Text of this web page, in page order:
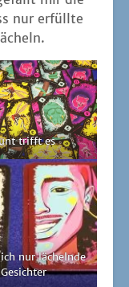
nur lächeln­de
| 25 bis
| Hei­del­